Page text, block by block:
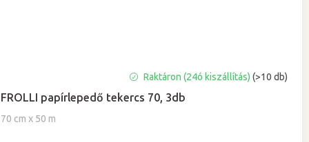
FROLLI papírlepedő tekercs 70, 3db
70 cm x 50 m
átlagos
értékelése
Raktáron (24ó kiszállítás)(>10 db)